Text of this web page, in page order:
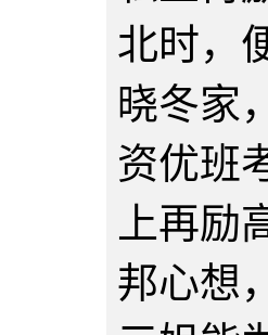
北时，
晓冬家
资优班
上再
邦心想